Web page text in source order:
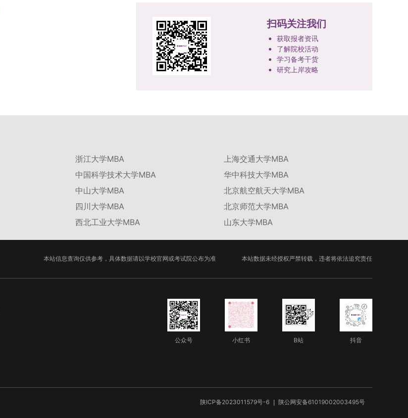
扫码关注我们
获取报者资讯
了解院校活动
学习备考干货
研究上岸攻略
浙江大学MBA
上海交通大学MBA
中国科学技术大学MBA
华中科技大学MBA
中山大学MBA
北京航空航天大学MBA
四川大学MBA
北京师范大学MBA
西北工业大学MBA 山东大学MBA
本站信息查询仅供参考，具体数据请以学校官网或考试院公布为准 本站数据未经授权严禁转载，违者将依法追究责任
公众号 小红书 B站 抖音
陕ICP备2023011579号-6 陕公网安备61019002003495号